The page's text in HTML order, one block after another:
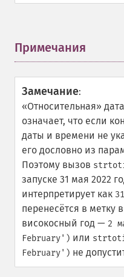
Примечания
Замечание:
«Относительная»
означает, что если
даты и времени не
его дословно из
Поэтому вызов
запуске 31 мая 2022
интерпретирует как
перенесётся в метку
високосный год — 2
February') или
February') не